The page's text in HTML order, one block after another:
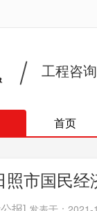
工程咨
首页
照市国民